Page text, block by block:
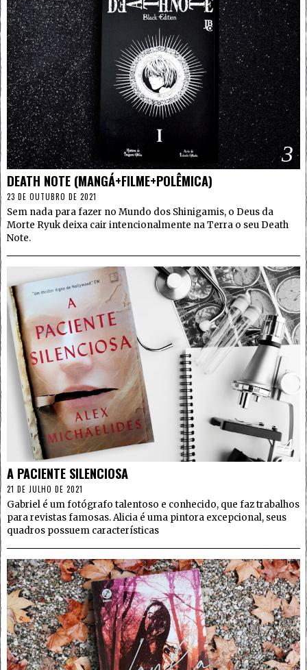
3
DEATH NOTE (MANGÁ+FILME+POLÊMICA)
23 DE OUTUBRO DE 2021
Sem nada para fazer no Mundo dos Shinigamis, o Deus da
Morte Ryuk deixa cair intencionalmente na Terra o seu Death
Note.
4
A PACIENTE SILENCIOSA
21 DE JULHO DE 2021
Gabriel é um fotógrafo talentoso e conhecido, que faz trabalhos
para revistas famosas. Alicia é uma pintora excepcional, seus
quadros possuem características